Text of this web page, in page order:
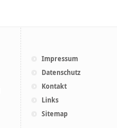
Impressum
Datenschutz
Kontakt
Links
Sitemap